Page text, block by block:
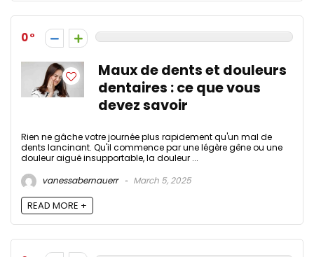
0
Maux de dents et douleurs
dentaires : ce que vous
devez savoir
Rien ne gâche votre journée plus rapidement qu'un mal de
dents lancinant. Qu'il commence par une légère gêne ou une
douleur aiguë insupportable, la douleur ...
vanessabernauerr
March 5, 2025
READ MORE +